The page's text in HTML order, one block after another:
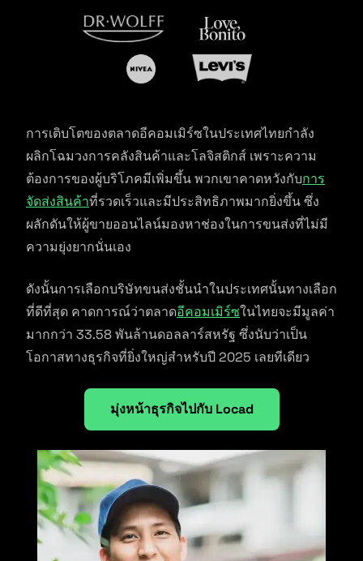
การเติบโตของตลาดอีคอมเมิร์ซในประเทศไทยกำลัง
ผลิกโฉมวงการคลังสินค้าและโลจิสติกส์ เพราะความ
ต้องการของผู้บริโภคมีเพิ่มขึ้น พวกเขาคาดหวังกับการ
จัดส่งสินค้าที่รวดเร็วและมีประสิทธิภาพมากยิ่งขึ้น ซึ่ง
ผลักดันให้ผู้ขายออนไลน์มองหาช่องในการขนส่งที่ไม่มี
ความยุ่งยากนั่นเอง
ดังนั้นการเลือกบริษัทขนส่งชั้นนำในประเทศนั้นทางเลือก
ที่ดีที่สุด คาดการณ์ว่าตลาดอีคอมเมิร์ซในไทยจะมีมูลค่า
มากกว่า 33.58 พันล้านดอลลาร์สหรัฐ ซึ่งนับว่าเป็น
โอกาสทางธุรกิจที่ยิ่งใหญ่สำหรับปี 2025 เลยทีเดียว
มุ่งหน้าธุรกิจไปกับ Locad